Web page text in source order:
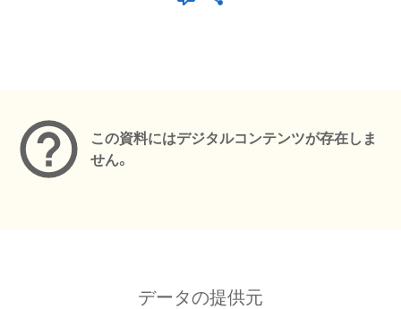
この資料にはデジタルコンテンツが存在しま
せん。
データの提供元